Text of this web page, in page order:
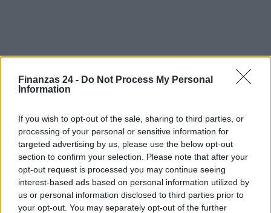
Finanzas 24 - Do Not Process My Personal
Information
If you wish to opt-out of the sale, sharing to third parties, or
processing of your personal or sensitive information for
targeted advertising by us, please use the below opt-out
section to confirm your selection. Please note that after your
opt-out request is processed you may continue seeing
interest-based ads based on personal information utilized by
us or personal information disclosed to third parties prior to
your opt-out. You may separately opt-out of the further
Sigue leyendo